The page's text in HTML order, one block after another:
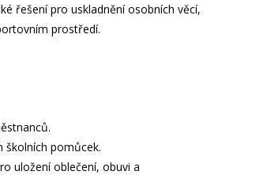
řešení pro uskladnění osobních věcí,
prostředí.
školních pomůcek.
uložení oblečení, obuvi a